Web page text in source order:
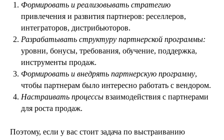
Формировать и реализовывать стратегию
привлечения и развития партнеров: реселлеров,
интеграторов, дистрибьюторов.
Разрабатывать структуру партнерской программы:
уровни, бонусы, требования, обучение, поддержка,
инструменты продаж.
Формировать и внедрять партнерскую программу,
чтобы партнерам было интересно работать с вендором.
Настраивать процессы взаимодействия с партнерами
для роста продаж.
Поэтому, если у вас стоит задача по выстраиванию